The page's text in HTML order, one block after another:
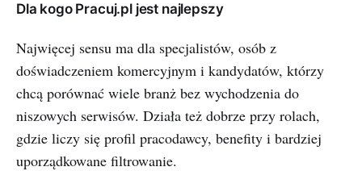
Dla kogo Pracuj.pl jest najlepszy
Najwięcej sensu ma dla specjalistów, osób z
doświadczeniem komercyjnym i kandydatów, którzy
chcą porównać wiele branż bez wychodzenia do
niszowych serwisów. Działa też dobrze przy rolach,
gdzie liczy się profil pracodawcy, benefity i bardziej
uporządkowane filtrowanie.